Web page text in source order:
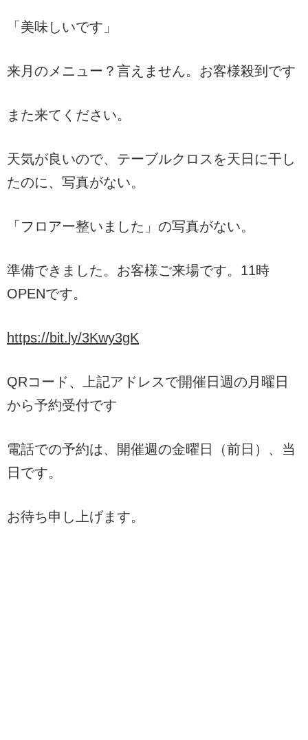
「美味しいです」
来月のメニュー？言えません。お客様殺到です
また来てください。
天気が良いので、テーブルクロスを天日に干し
たのに、写真がない。
「フロアー整いました」の写真がない。
準備できました。お客様ご来場です。11時
OPENです。
https://bit.ly/3Kwy3gK
QRコード、上記アドレスで開催日週の月曜日
から予約受付です
電話での予約は、開催週の金曜日（前日）、当
日です。
お待ち申し上げます。